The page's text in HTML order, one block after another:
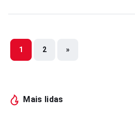
Mais lidas
1 2 »